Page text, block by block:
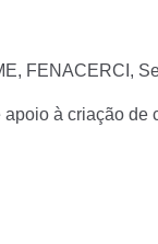
FENACERCI,
à criação de